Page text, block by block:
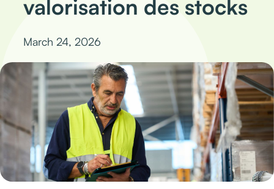
valorisation des stocks
March 24, 2026